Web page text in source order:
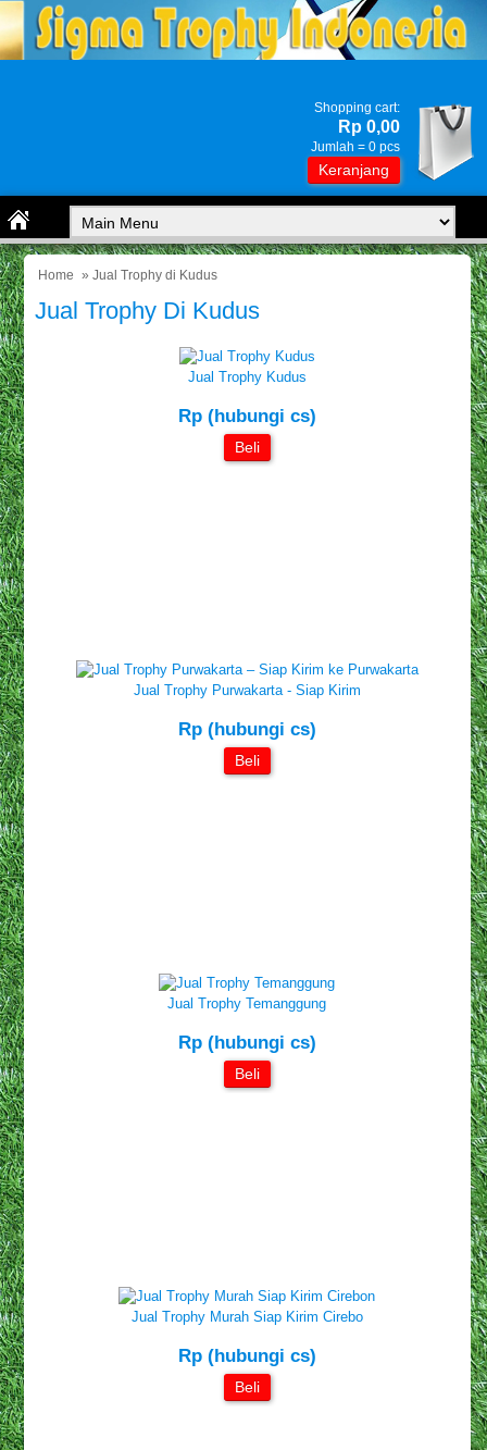
Shopping cart:
Rp 0,00
Jumlah = 0 pcs
Keranjang
Home » Jual Trophy di Kudus
Jual Trophy Di Kudus
Jual Trophy Kudus
Rp (hubungi cs)
Beli
Jual Trophy Purwakarta - Siap Kirim
Rp (hubungi cs)
Beli
Jual Trophy Temanggung
Rp (hubungi cs)
Beli
Jual Trophy Murah Siap Kirim Cirebo
Rp (hubungi cs)
Beli